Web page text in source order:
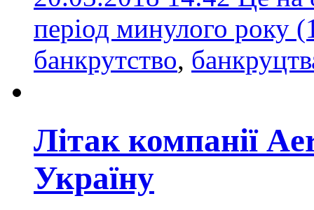
період минулого року
банкрутство,
Літак компанії
Україну